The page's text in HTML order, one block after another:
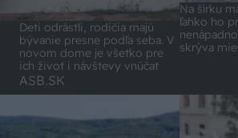
Deti odrástli, rodičia majú
bývanie presne podľa seba. V
novom dome je všetko pre
ich život i návštevy vnúčat
Na šírku
ľahko ho
skrýva
ASB.SK